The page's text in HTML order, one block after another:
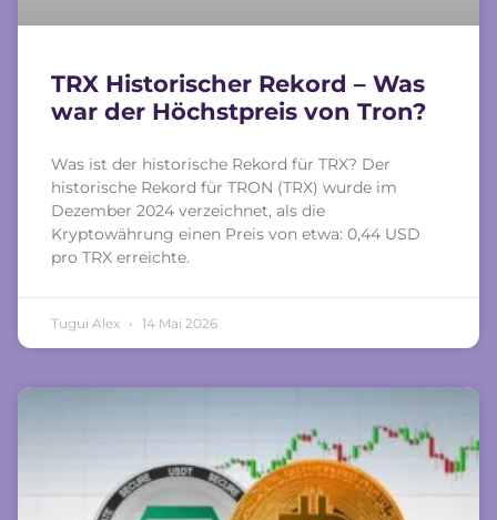
TRX Historischer Rekord – Was
war der Höchstpreis von Tron?
Was ist der historische Rekord für TRX? Der
historische Rekord für TRON (TRX) wurde im
Dezember 2024 verzeichnet, als die
Kryptowährung einen Preis von etwa: 0,44 USD
pro TRX erreichte.
Tugui Alex 14 Mai 2026